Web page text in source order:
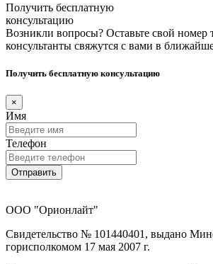
Получить бесплатную
консультацию
Возникли вопросы? Оставьте свой номер
консультанты свяжутся с вами в
Получить бесплатную консультацию
×
Имя
Телефон
Отправить
ООО "Орионлайт"
Свидетельство № 101440401, выдано
горисполкомом 17 мая 2007 г.